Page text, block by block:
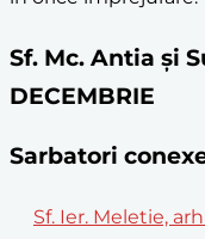
Sf. Mc. Antia și
DECEMBRIE
Sarbatori
Sf. Ier. Meletie,